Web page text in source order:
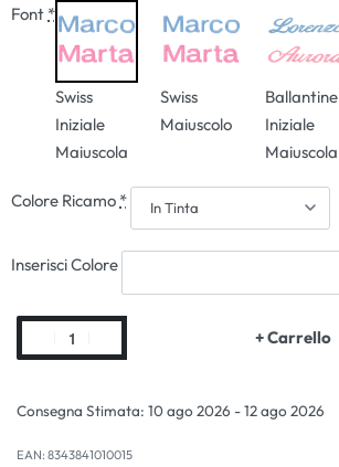
Font *
Swiss
Iniziale
Maiuscola
Swiss
Maiuscolo
Ballantine
Iniziale
Maiuscola
Colore Ricamo *
Inserisci Colore
+ Carrello
Consegna Stimata: 10 ago 2026 - 12 ago 2026
EAN: 8343841010015